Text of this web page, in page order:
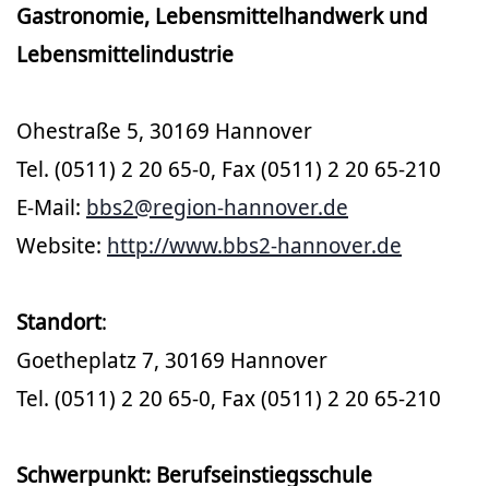
Gastronomie, Lebensmittelhandwerk und
Lebensmittelindustrie
Ohestraße 5, 30169 Hannover
Tel. (0511) 2 20 65-0, Fax (0511) 2 20 65-210
E-Mail: bbs2@region-hannover.de
Website: http://www.bbs2-hannover.de
Standort:
Goetheplatz 7, 30169 Hannover
Tel. (0511) 2 20 65-0, Fax (0511) 2 20 65-210
Schwerpunkt: Berufseinstiegsschule